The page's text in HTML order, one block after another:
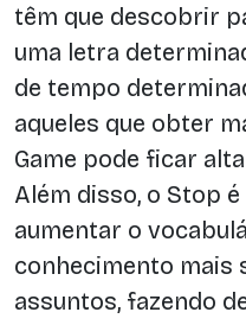
têm que descobrir
uma letra
de tempo
aqueles que obter
Game pode ficar
Além disso, o Stop
aumentar o
conhecimento mais
assuntos, fazendo